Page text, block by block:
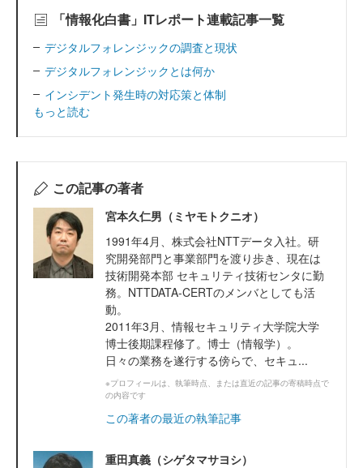
「情報化白書」ITレポート連載記事一覧
デジタルフォレンジックの調査と現状
デジタルフォレンジックとは何か
インシデント発生時の対応策と体制
もっと読む
この記事の著者
宮本久仁男（ミヤモトクニオ）
1991年4月、株式会社NTTデータ入社。研
究開発部門と事業部門を渡り歩き、現在は
技術開発本部 セキュリティ技術センタに勤
務。NTTDATA-CERTのメンバとしても活
動。
2011年3月、情報セキュリティ大学院大学
博士後期課程修了。博士（情報学）。
日々の業務を遂行する傍らで、セキュ...
※プロフィールは、執筆時点、または直近の記事の寄稿時点で
の内容です
この著者の最近の執筆記事
重田真義（シゲタマサヨシ）